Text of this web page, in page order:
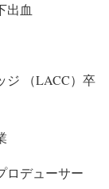
出血
ジ （LACC）卒
ロデューサー